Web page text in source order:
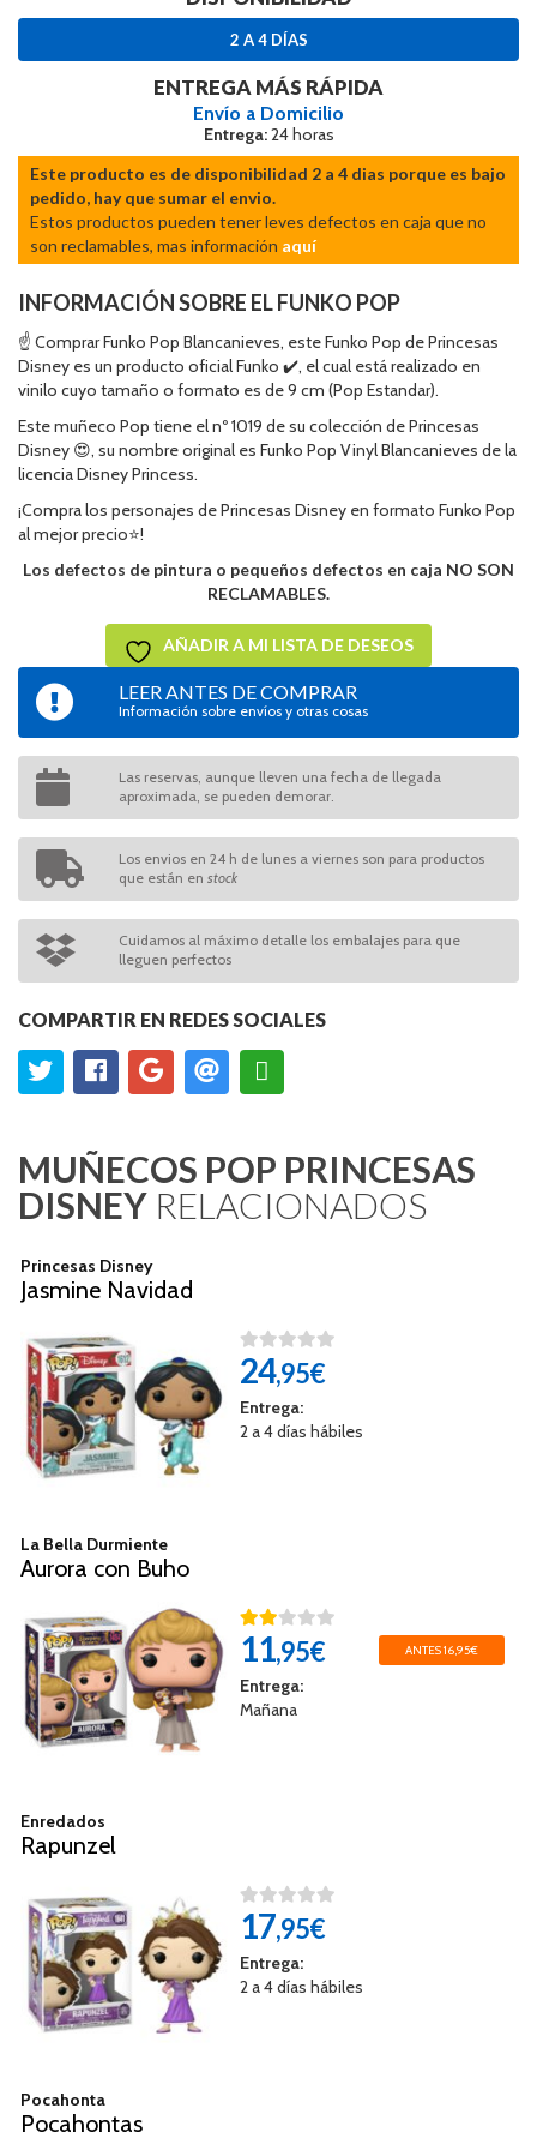
2 A 4 DÍAS
ENTREGA MÁS RÁPIDA
Envío a Domicilio
Entrega:24 horas
Este producto es de disponibilidad 2 a 4 dias porque es bajo
pedido, hay que sumar el envio.
Estos productos pueden tener leves defectos en caja que no
son reclamables, mas información aquí
INFORMACIÓN SOBRE EL FUNKO POP
☝ Comprar Funko Pop Blancanieves, este Funko Pop de Princesas
Disney es un producto oficial Funko ✔️, el cual está realizado en
vinilo cuyo tamaño o formato es de 9 cm (Pop Estandar).
Este muñeco Pop tiene el nº 1019 de su colección de Princesas
Disney 😍, su nombre original es Funko Pop Vinyl Blancanieves de la
licencia Disney Princess.
¡Compra los personajes de Princesas Disney en formato Funko Pop
al mejor precio⭐!
Los defectos de pintura o pequeños defectos en caja NO SON
RECLAMABLES.
AÑADIR A MI LISTA DE DESEOS
LEER ANTES DE COMPRAR
Información sobre envíos y otras cosas
Las reservas, aunque lleven una fecha de llegada
aproximada, se pueden demorar.
Los envios en 24 h de lunes a viernes son para productos
que están en stock
Cuidamos al máximo detalle los embalajes para que
lleguen perfectos
COMPARTIR EN REDES SOCIALES
MUÑECOS POP PRINCESAS
DISNEY RELACIONADOS
Princesas Disney
Jasmine Navidad
24,95€
Entrega:
2 a 4 días hábiles
La Bella Durmiente
Aurora con Buho
11,95€ ANTES 16,95€
Entrega:
Mañana
Enredados
Rapunzel
17,95€
Entrega:
2 a 4 días hábiles
Pocahonta
Pocahontas